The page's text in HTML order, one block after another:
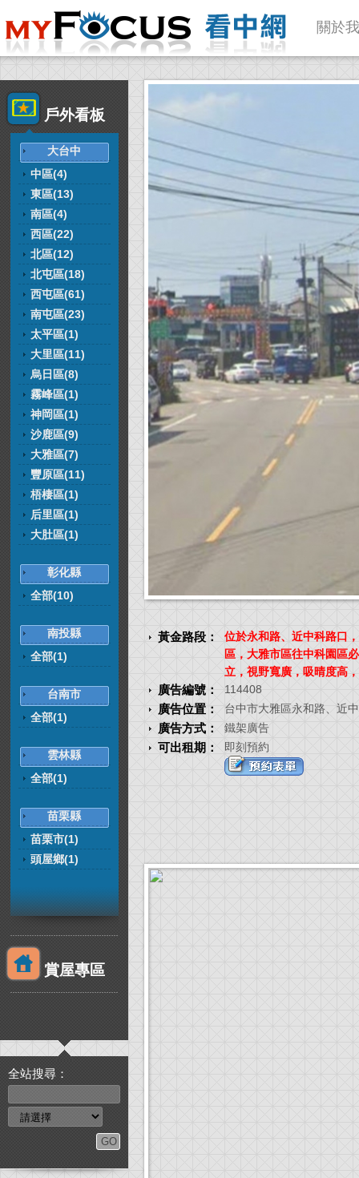
關於
戶外看板
大台中
中區(4)
東區(13)
南區(4)
西區(22)
北區(12)
北屯區(18)
西屯區(61)
南屯區(23)
太平區(1)
大里區(11)
烏日區(8)
霧峰區(1)
神岡區(1)
沙鹿區(9)
大雅區(7)
豐原區(11)
梧棲區(1)
后里區(1)
大肚區(1)
彰化縣
全部(10)
南投縣
全部(1)
台南市
全部(1)
雲林縣
全部(1)
苗栗縣
苗栗市(1)
頭屋鄉(1)
賞屋專區
全站搜尋：
黃金路段：
位於永和路、近中科路口
區，大雅市區往中科園區
立，視野寬廣，吸晴度高
廣告編號： 114408
廣告位置： 台中市大雅區永和路、近
廣告方式： 鐵架廣告
可出租期： 即刻預約